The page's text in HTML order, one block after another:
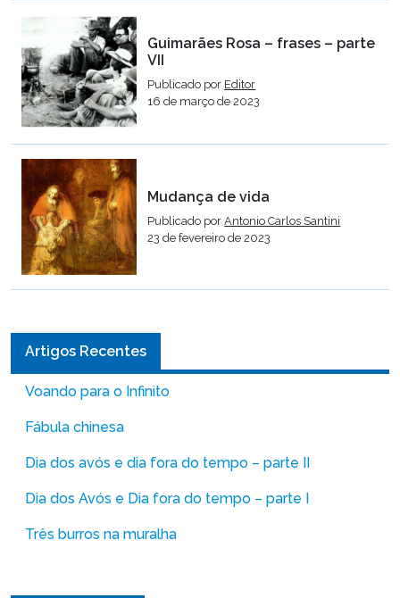
Guimarães Rosa – frases – parte
VII
Publicado por Editor
16 de março de 2023
Mudança de vida
Publicado porAntonio Carlos Santini
23 de fevereiro de 2023
Artigos Recentes
Voando para o Infinito
Fábula chinesa
Dia dos avós e dia fora do tempo – parte II
Dia dos Avós e Dia fora do tempo – parte I
Três burros na muralha